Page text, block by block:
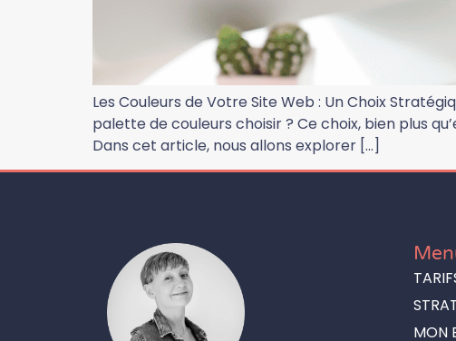
Les Couleurs de Votre Site Web : Un Choix
palette de couleurs choisir ? Ce choix, bien plus
Dans cet article, nous allons explorer […]
MON